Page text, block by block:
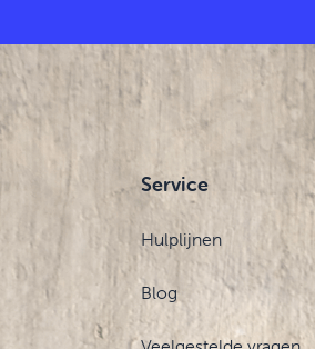
Service
Hulplijnen
Blog